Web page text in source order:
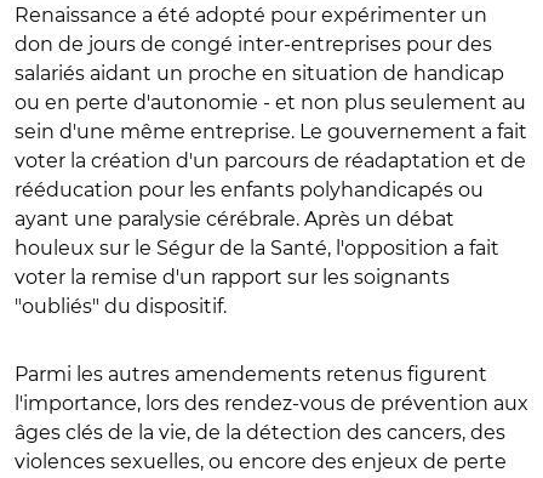
Renaissance a été adopté pour expérimenter un
don de jours de congé inter-entreprises pour des
salariés aidant un proche en situation de handicap
ou en perte d'autonomie - et non plus seulement au
sein d'une même entreprise. Le gouvernement a fait
voter la création d'un parcours de réadaptation et de
rééducation pour les enfants polyhandicapés ou
ayant une paralysie cérébrale. Après un débat
houleux sur le Ségur de la Santé, l'opposition a fait
voter la remise d'un rapport sur les soignants
"oubliés" du dispositif.
Parmi les autres amendements retenus figurent
l'importance, lors des rendez-vous de prévention aux
âges clés de la vie, de la détection des cancers, des
violences sexuelles, ou encore des enjeux de perte